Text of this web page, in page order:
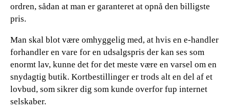
ordren, sådan at man er garanteret at opnå den billigste
pris.
Man skal blot være omhyggelig med, at hvis en e-handler
forhandler en vare for en udsalgspris der kan ses som
enormt lav, kunne det for det meste være en varsel om en
snydagtig butik. Kortbestillinger er trods alt en del af et
lovbud, som sikrer dig som kunde overfor fup internet
selskaber.